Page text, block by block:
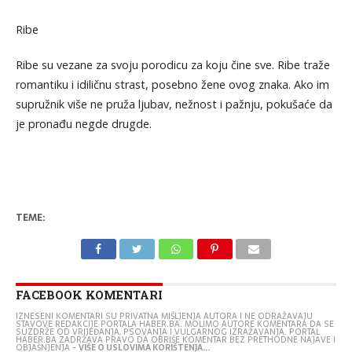
Ribe
Ribe su vezane za svoju porodicu za koju čine sve. Ribe traže
romantiku i idiličnu strast, posebno žene ovog znaka. Ako im
supružnik više ne pruža ljubav, nežnost i pažnju, pokušaće da
je pronađu negde drugde.
TEME:
FACEBOOK KOMENTARI
IZNESENI KOMENTARI SU PRIVATNA MIŠLJENJA AUTORA I NE ODRAŽAVAJU
STAVOVE REDAKCIJE PORTALA HABER.BA. MOLIMO AUTORE KOMENTARA DA SE
SUZDRŽE OD VRIJEĐANJA, PSOVANJA I VULGARNOG IZRAŽAVANJA. PORTAL
HABER.BA ZADRŽAVA PRAVO DA OBRIŠE KOMENTAR BEZ PRETHODNE NAJAVE I
OBJAŠNJENJA -VIŠE O USLOVIMA KORIŠTENJA...